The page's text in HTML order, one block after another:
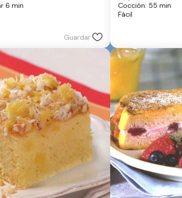
6 min
Guardar
5
estrellas.
Cocción: 55 min
Fácil